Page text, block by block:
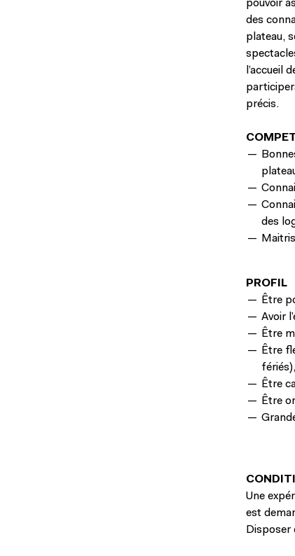
pouvoir
des
plateau,
l’accueil
précis.
des
PROFIL
Être
Avoir
Être
Être
Être
Être
Une
est
Disposer